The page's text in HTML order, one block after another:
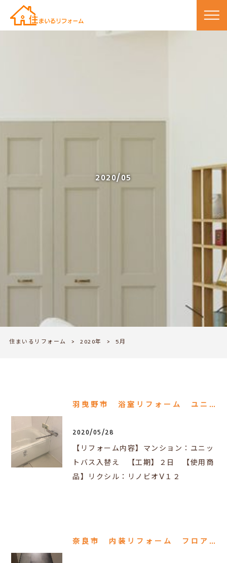
2020/05
住まいるリフォーム > 2020年 > 5月
羽曳野市 浴室リフォーム ユニットバス入替え工事
2020/05/28
【リフォーム内容】マンション：ユニッ
トバス入替え 【工期】２日 【使用商
品】リクシル：リノビオV１２
奈良市 内装リフォーム フロアタイル張り